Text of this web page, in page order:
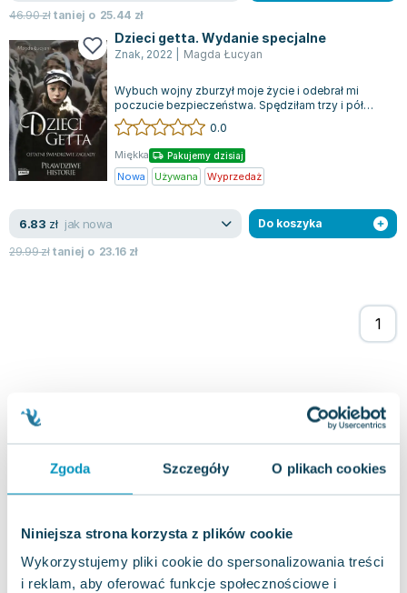
Zgoda Szczegóły O plikach cookies
Niniejsza strona korzysta z plików cookie
Wykorzystujemy pliki cookie do spersonalizowania treści
i reklam, aby oferować funkcje społecznościowe i
Joseph Murphy
Jan Sztaudynger
Aleksander Puszkin
Oscar Wilde
Małgorzata Ohme
Maddie Ziegler
Leszek Czarnecki
Joanna Racewicz
Janina Zającówna
Eric Helms
Lorraine Warren
Lucinda Riley
46.90złtaniej o 25.44 zł
Dzieci getta. Wydanie specjalne
Znak, 2022 Magda Łucyan
Wybuch wojny zburzył moje życie i odebrał mi
poczucie bezpieczeństwa. Spędziłam trzy i pół
roku w getcie, co było jak przebywanie...
0.0
Miękka Pakujemy dzisiaj
Nowa Używana Wyprzedaż
6.83 zł jak nowa
29.99złtaniej o 23.16 zł
Do koszyka